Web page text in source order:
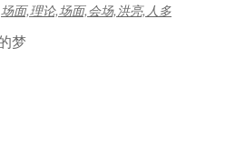
场面,理论,场面,会场,洪亮,人多